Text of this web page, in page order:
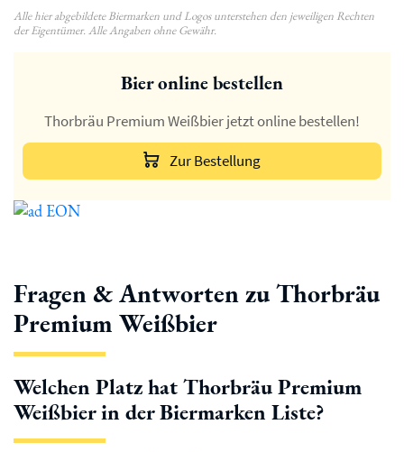
Alle hier abgebildete Biermarken und Logos unterstehen den jeweiligen Rechten
der Eigentümer. Alle Angaben ohne Gewähr.
Bier online bestellen
Thorbräu Premium Weißbier jetzt online bestellen!
Zur Bestellung
Fragen & Antworten zu Thorbräu
Premium Weißbier
Welchen Platz hat Thorbräu Premium
Weißbier in der Biermarken Liste?